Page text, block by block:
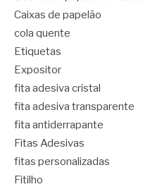
Caixas de papelão
cola quente
Etiquetas
Expositor
fita adesiva cristal
fita adesiva transparente
fita antiderrapante
Fitas Adesivas
fitas personalizadas
Fitilho